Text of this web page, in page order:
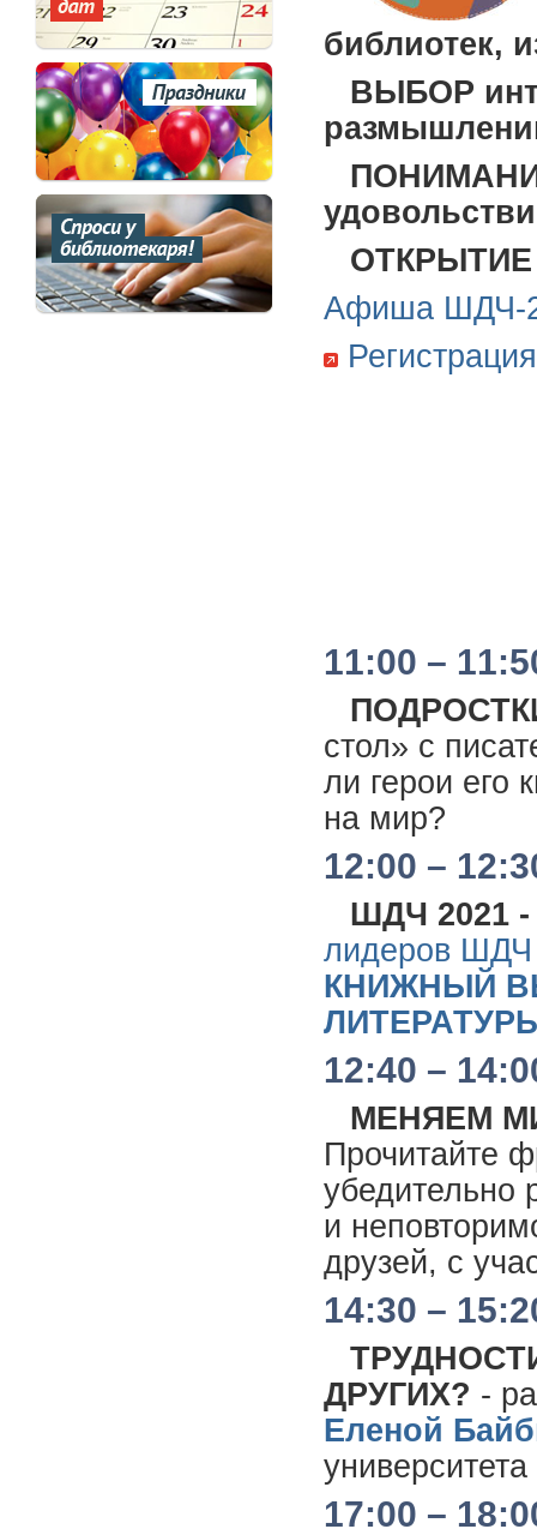
библиотек,
ВЫБОР
ОТКРЫТИЕ
Афиша ШДЧ-
Регистрация
11:00 –
стол» с
ли герои его
на мир?
12:00 –
ШДЧ 2021
лидеров ШДЧ
КНИЖНЫЙ
12:40 –
МЕНЯЕМ
Прочитайте
убедительно
и
друзей, с
14:30 –
ДРУГИХ? -
Еленой
17:00 –